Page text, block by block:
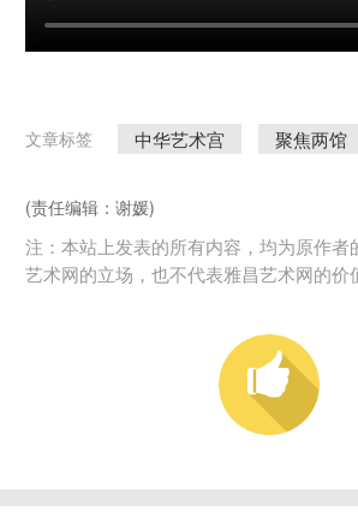
文章标签 中华艺术宫 聚焦两馆
(责任编辑：谢媛)
注：本站上发表的所有内容，均为原作者
艺术网的立场，也不代表雅昌艺术网的价